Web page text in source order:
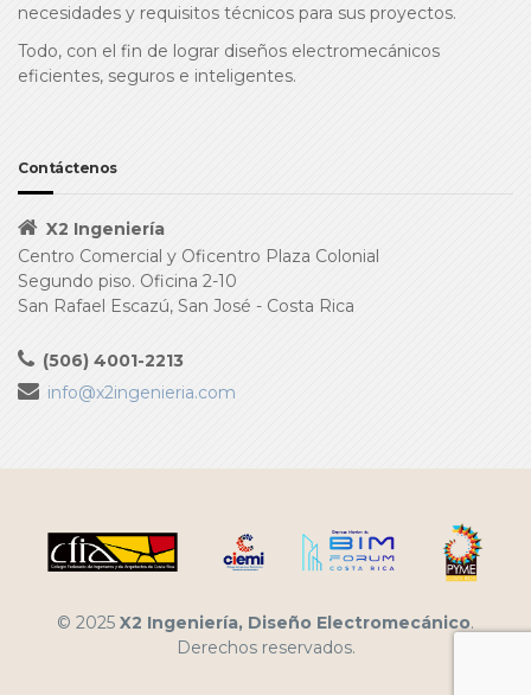
necesidades y requisitos técnicos para sus proyectos.
Todo, con el fin de lograr diseños electromecánicos
eficientes, seguros e inteligentes.
Contáctenos
X2 Ingeniería
Centro Comercial y Oficentro Plaza Colonial
Segundo piso. Oficina 2-10
San Rafael Escazú, San José - Costa Rica
(506) 4001-2213
info@x2ingenieria.com
© 2025 X2 Ingeniería, Diseño Electromecánico.
Derechos reservados.